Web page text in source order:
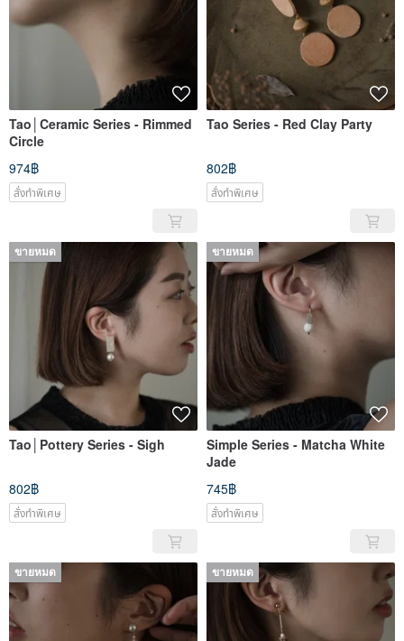
Tao│Ceramic Series - Rimmed
Circle
974฿
สั่งทำพิเศษ
Tao Series - Red Clay Party
802฿
สั่งทำพิเศษ
ขายหมด
Tao│Pottery Series - Sigh
802฿
สั่งทำพิเศษ
ขายหมด
Simple Series - Matcha White
Jade
745฿
สั่งทำพิเศษ
ขายหมด ขายหมด